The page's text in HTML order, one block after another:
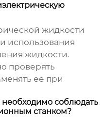
жидкости
использования
жидкости.
проверять
ее при
соблюдать
станком?